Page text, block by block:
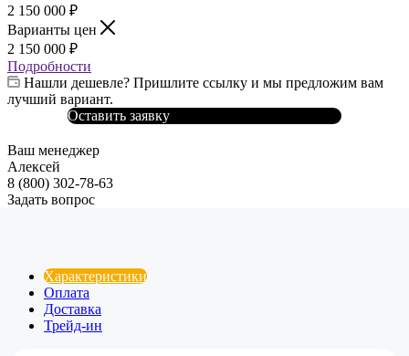
2 150 000 ₽
Варианты цен
2 150 000 ₽
Подробности
Нашли дешевле? Пришлите ссылку и мы предложим вам
лучший вариант.
Оставить заявку
Ваш менеджер
Алексей
8 (800) 302-78-63
Задать вопрос
Характеристики
Оплата
Доставка
Трейд-ин